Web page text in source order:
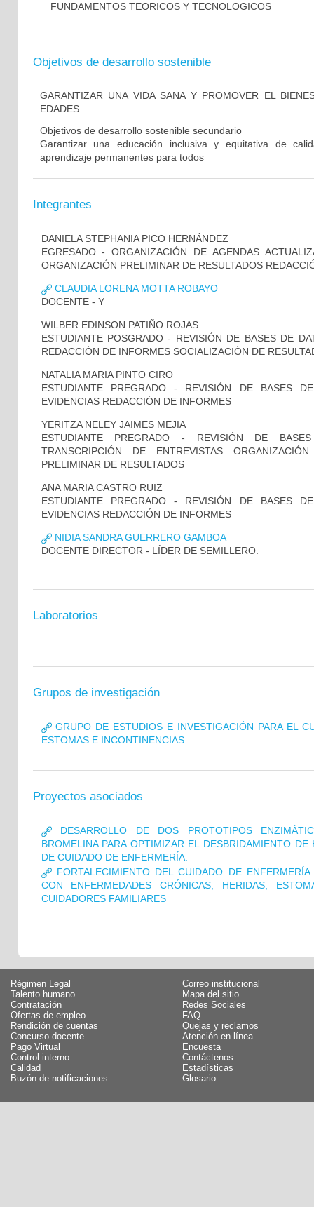
FUNDAMENTOS TEORICOS Y TECNOLOGICOS
Objetivos de desarrollo sostenible
GARANTIZAR UNA VIDA SANA Y PROMOVER EL
EDADES
Objetivos de desarrollo sostenible secundario
Garantizar una educación inclusiva y equitativa de
aprendizaje permanentes para todos
Integrantes
DANIELA STEPHANIA PICO HERNÁNDEZ
EGRESADO - ORGANIZACIÓN DE AGENDAS
ORGANIZACIÓN PRELIMINAR DE RESULTADOS
CLAUDIA LORENA MOTTA ROBAYO
DOCENTE - Y
WILBER EDINSON PATIÑO ROJAS
ESTUDIANTE POSGRADO - REVISIÓN DE BASES DE
REDACCIÓN DE INFORMES SOCIALIZACIÓN DE
NATALIA MARIA PINTO CIRO
ESTUDIANTE PREGRADO - REVISIÓN DE BASES
EVIDENCIAS REDACCIÓN DE INFORMES
YERITZA NELEY JAIMES MEJIA
ESTUDIANTE PREGRADO - REVISIÓN DE
TRANSCRIPCIÓN DE ENTREVISTAS
PRELIMINAR DE RESULTADOS
ANA MARIA CASTRO RUIZ
ESTUDIANTE PREGRADO - REVISIÓN DE BASES
EVIDENCIAS REDACCIÓN DE INFORMES
NIDIA SANDRA GUERRERO GAMBOA
DOCENTE DIRECTOR - LÍDER DE SEMILLERO.
Laboratorios
Grupos de investigación
GRUPO DE ESTUDIOS E INVESTIGACIÓN PARA EL
ESTOMAS E INCONTINENCIAS
Proyectos asociados
DESARROLLO DE DOS PROTOTIPOS
BROMELINA PARA OPTIMIZAR EL DESBRIDAMIENTO
DE CUIDADO DE ENFERMERÍA.
FORTALECIMIENTO DEL CUIDADO DE
CON ENFERMEDADES CRÓNICAS, HERIDAS,
CUIDADORES FAMILIARES
Régimen Legal
Talento humano
Contratación
Ofertas de empleo
Rendición de cuentas
Concurso docente
Pago Virtual
Control interno
Calidad
Buzón de notificaciones
Correo institucional
Mapa del sitio
Redes Sociales
FAQ
Quejas y reclamos
Atención en línea
Encuesta
Contáctenos
Estadísticas
Glosario